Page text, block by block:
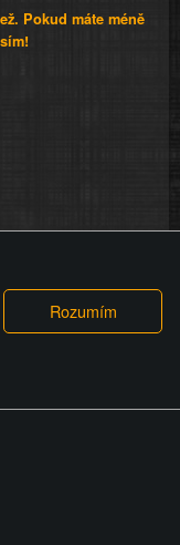
Pokud máte méně
provozovatele
nebo video na
videa nebo
uplatnit vůči
škody nebo
To jen